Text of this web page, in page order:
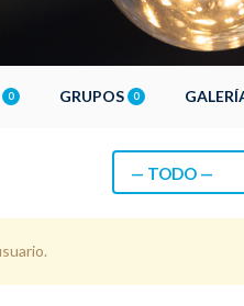
0 GRUPOS 0
— TODO —